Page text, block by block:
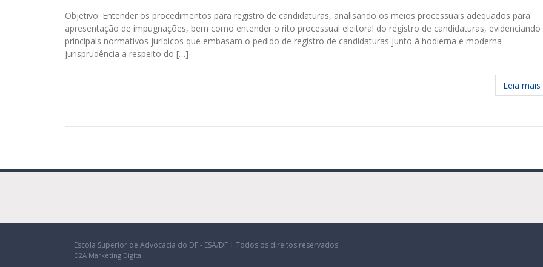
Objetivo: Entender os procedimentos para registro de candidaturas, analisando os meios processuais adequados para
apresentação de impugnações, bem como entender o rito processual eleitoral do registro de candidaturas, evidenciando
principais normativos jurídicos que embasam o pedido de registro de candidaturas junto à hodierna e moderna
jurisprudência a respeito do […]
Leia mais
Escola Superior de Advocacia do DF - ESA/DF | Todos os direitos reservados
D2A Marketing Digital